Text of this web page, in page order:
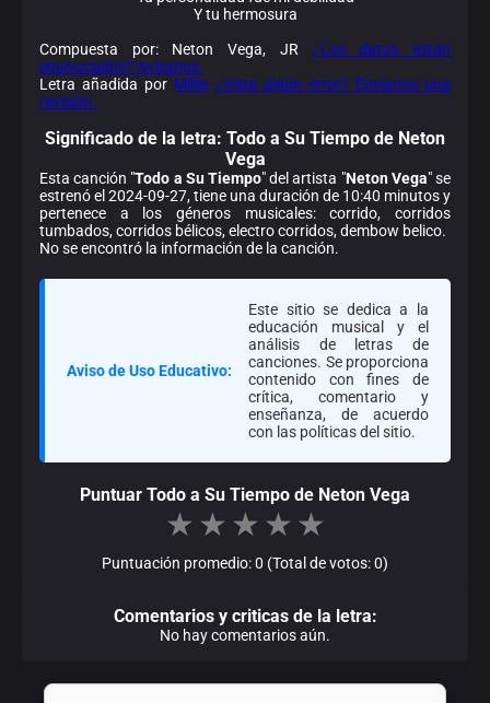
Y tu hermosura
Compuesta por: Neton Vega, JR ¿Los datos están
equivocados? Avísanos.
Letra añadida por Millie ¿Viste algún error? Envíanos una
revisión.
Significado de la letra: Todo a Su Tiempo de Neton
Vega
Esta canción "Todo a Su Tiempo" del artista "Neton Vega" se
estrenó el 2024-09-27, tiene una duración de 10:40 minutos y
pertenece a los géneros musicales: corrido, corridos
tumbados, corridos bélicos, electro corridos, dembow belico.
No se encontró la información de la canción.
Aviso de Uso Educativo:
Este sitio se dedica a la
educación musical y el
análisis de letras de
canciones. Se proporciona
contenido con fines de
crítica, comentario y
enseñanza, de acuerdo
con las políticas del sitio.
Puntuar Todo a Su Tiempo de Neton Vega
★ ★ ★ ★ ★
Puntuación promedio: 0 (Total de votos: 0)
Comentarios y criticas de la letra:
No hay comentarios aún.